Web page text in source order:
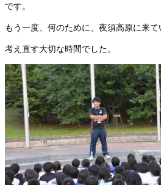
です。
もう一度、何のために、夜須高原に来て
考え直す大切な時間でした。